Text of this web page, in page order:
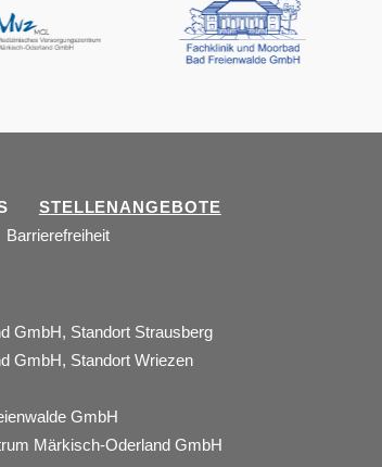
Unsere
Fachzentren:
STELLENANGEBOTE
Barrierefreiheit
GmbH, Standort Strausberg
GmbH, Standort Wriezen
GmbH
Märkisch-Oderland GmbH